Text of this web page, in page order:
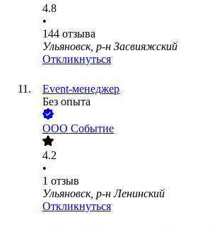
4.8
•
144 отзыва
Ульяновск, р-н Засвияжский
Откликнуться
Event-менеджер
Без опыта
ООО Событие
4.2
•
1 отзыв
Ульяновск, р-н Ленинский
Откликнуться